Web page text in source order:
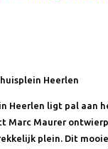
Heerlen
Heerlen ligt pal aan
Marc Maurer
plein. Dit